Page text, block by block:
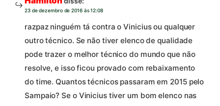
23 de dezembro de 2016 às 12:08
razpaz ninguém tá contra o Vinicius ou qualquer
outro técnico. Se não tiver elenco de qualidade
pode trazer o melhor técnico do mundo que não
resolve, e isso ficou provado com rebaixamento
do time. Quantos técnicos passaram em 2015 pelo
Sampaio? Se o Vinicius tiver um bom elenco nas